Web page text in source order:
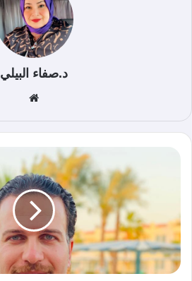
د.صفاء البيلي
الوي